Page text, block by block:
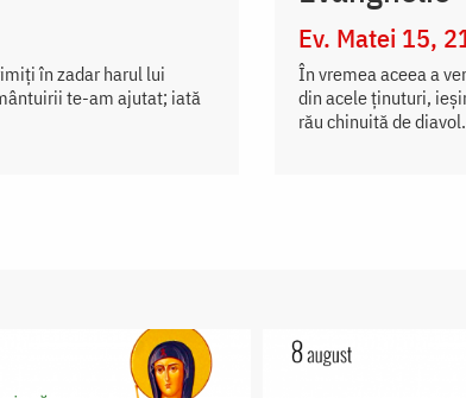
în zadar harul lui
te-am ajutat; iată
Ev. Matei 15,
În vremea aceea a
din acele ținuturi,
rău chinuită de